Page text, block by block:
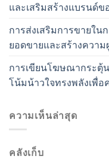
และเสริมสร้างแบรนด์
การส่งเสริมการขายใน
ยอดขายและสร้างควา
การเขียนโฆษณากระตุ้
โน้มน้าวใจทรงพลังเพื่
ความเห็นล่าสุด
คลังเก็บ